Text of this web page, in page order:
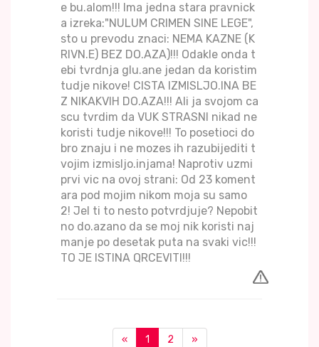
e bu.alom!!! Ima jedna stara pravnick
a izreka:"NULUM CRIMEN SINE LEGE",
sto u prevodu znaci: NEMA KAZNE (K
RIVN.E) BEZ DO.AZA)!!! Odakle onda t
ebi tvrdnja glu.ane jedan da koristim
tudje nikove! CISTA IZMISLJO.INA BE
Z NIKAKVIH DO.AZA!!! Ali ja svojom ca
scu tvrdim da VUK STRASNI nikad ne
koristi tudje nikove!!! To posetioci do
bro znaju i ne mozes ih razubijediti t
vojim izmisljo.injama! Naprotiv uzmi
prvi vic na ovoj strani: Od 23 koment
ara pod mojim nikom moja su samo
2! Jel ti to nesto potvrdjuje? Nepobit
no do.azano da se moj nik koristi naj
manje po desetak puta na svaki vic!!!
TO JE ISTINA QRCEVITI!!!
« 1 2 »